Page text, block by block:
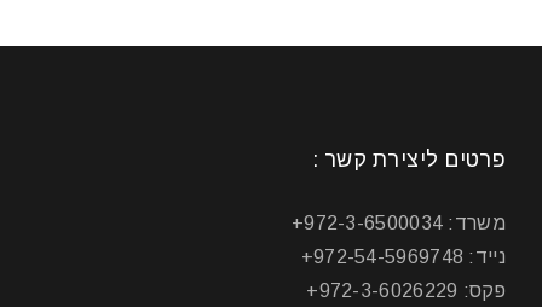
פרטים ליצירת קשר :
משרד: 972-3-6500034+
נייד: 972-54-5969748+
פקס: 972-3-6026229+